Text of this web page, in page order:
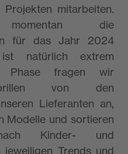
mitarbeiten.
die
für das Jahr 2024
natürlich extrem
Phase fragen wir
von den
Lieferanten an,
Modelle und sortieren
Kinder- und
jeweiligen Trends und